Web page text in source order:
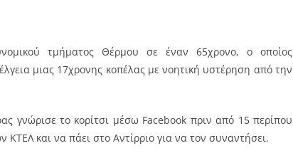
τμήματος Θέρμου σε έναν 65χρονο, ο οποίος
μιας 17χρονης κοπέλας με νοητική υστέρηση από την
γνώρισε το κορίτσι μέσω Facebook πριν από 15 περίπου
ΚΤΕΛ και να πάει στο Αντίρριο για να τον συναντήσει.